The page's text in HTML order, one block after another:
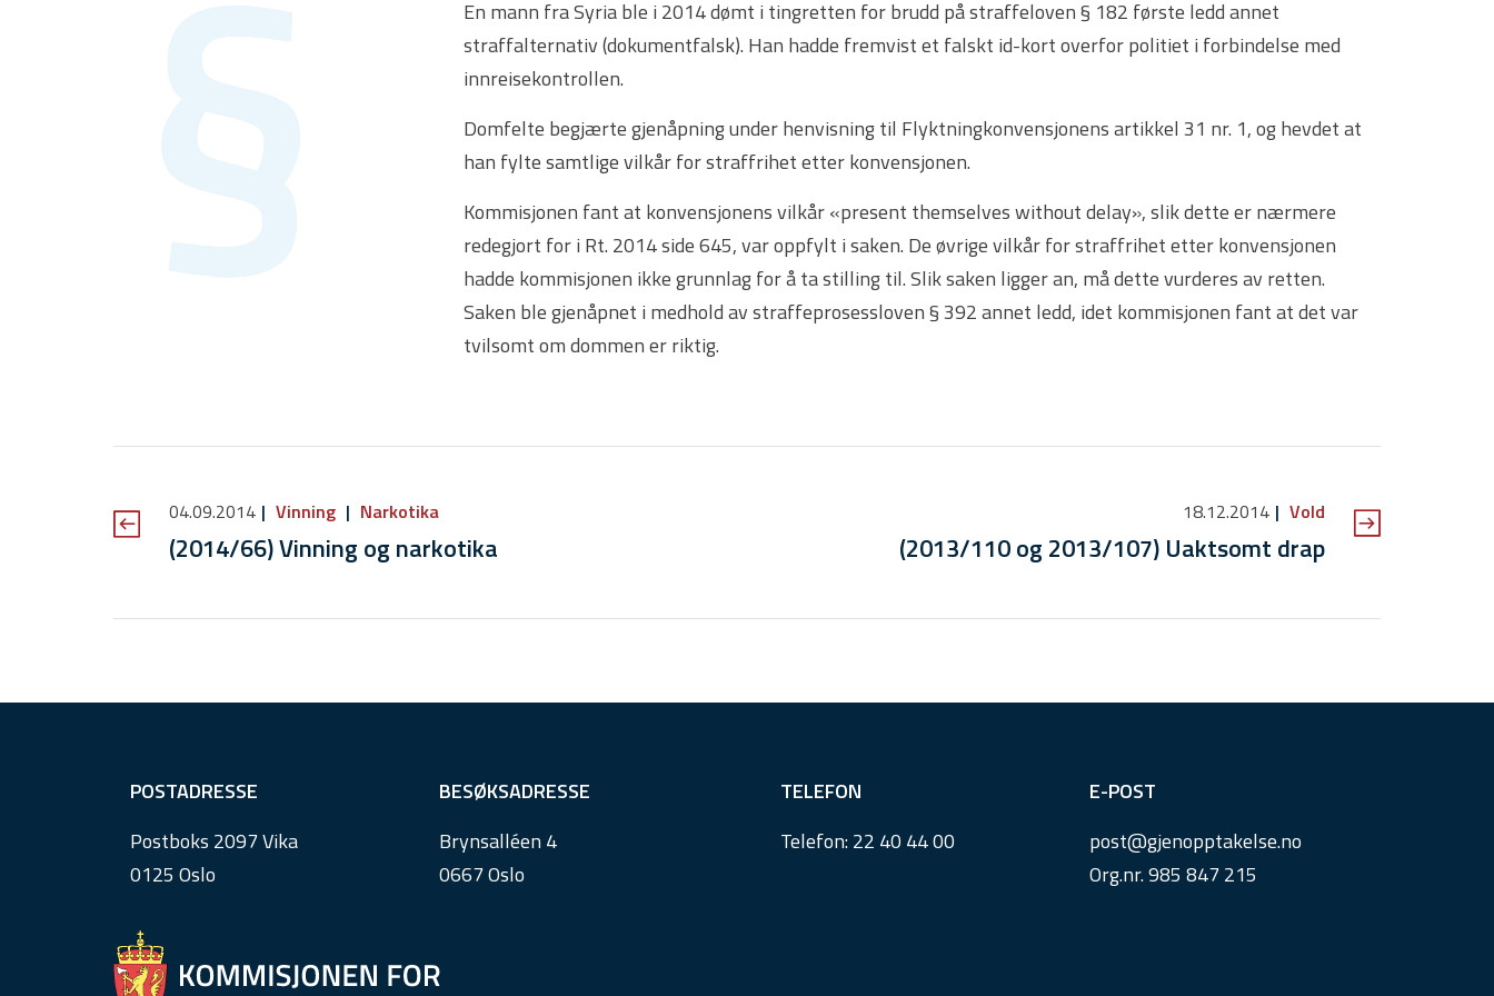
En mann fra Syria ble i 2014 dømt i tingretten for brudd på straffeloven § 182 første ledd annet
straffalternativ (dokumentfalsk). Han hadde fremvist et falskt id-kort overfor politiet i forbindelse med
innreisekontrollen.
Domfelte begjærte gjenåpning under henvisning til Flyktningkonvensjonens artikkel 31 nr. 1, og hevdet at
han fylte samtlige vilkår for straffrihet etter konvensjonen.
Kommisjonen fant at konvensjonens vilkår «present themselves without delay», slik dette er nærmere
redegjort for i Rt. 2014 side 645, var oppfylt i saken. De øvrige vilkår for straffrihet etter konvensjonen
hadde kommisjonen ikke grunnlag for å ta stilling til. Slik saken ligger an, må dette vurderes av retten.
Saken ble gjenåpnet i medhold av straffeprosessloven § 392 annet ledd, idet kommisjonen fant at det var
tvilsomt om dommen er riktig.
04.09.2014 Vinning Narkotika
(2014/66) Vinning og narkotika
18.12.2014 Vold
(2013/110 og 2013/107) Uaktsomt drap
POSTADRESSE
Postboks 2097 Vika
0125 Oslo
BESØKSADRESSE
Brynsalléen 4
0667 Oslo
TELEFON
Telefon:22 40 44 00
E-POST
post@gjenopptakelse.no
Org.nr. 985 847 215